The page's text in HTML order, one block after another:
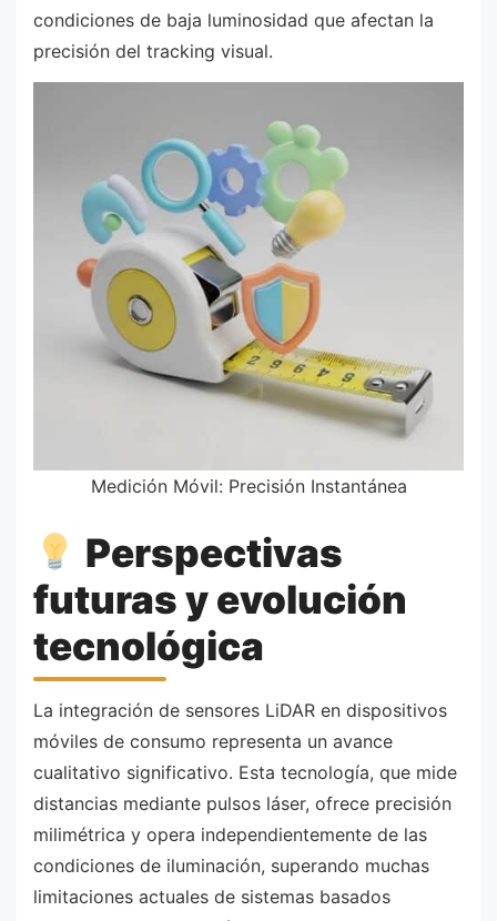
condiciones de baja luminosidad que afectan la
precisión del tracking visual.
Medición Móvil: Precisión Instantánea
Perspectivas
futuras y evolución
tecnológica
La integración de sensores LiDAR en dispositivos
móviles de consumo representa un avance
cualitativo significativo. Esta tecnología, que mide
distancias mediante pulsos láser, ofrece precisión
milimétrica y opera independientemente de las
condiciones de iluminación, superando muchas
limitaciones actuales de sistemas basados